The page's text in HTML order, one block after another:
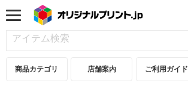
商品カテゴリ 店舗案内 ご利用ガイド